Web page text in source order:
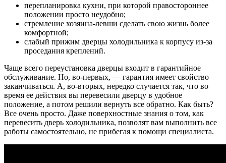
перепланировка кухни, при которой правостороннее
положении просто неудобно;
стремление хозяина-левши сделать свою жизнь более
комфортной;
слабый прижим дверцы холодильника к корпусу из-за
проседания креплений.
Чаще всего переустановка дверцы входит в гарантийное
обслуживание. Но, во-первых, — гарантия имеет свойство
заканчиваться. А, во-вторых, нередко случается так, что во
время ее действия вы перевесили дверцу в удобное
положение, а потом решили вернуть все обратно. Как быть?
Все очень просто. Даже поверхностные знания о том, как
перевесить дверь холодильника, позволят вам выполнить все
работы самостоятельно, не прибегая к помощи специалиста.